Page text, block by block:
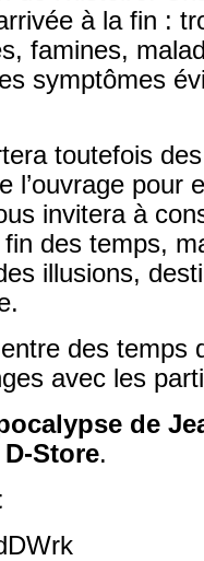
à la fin :
famines,
symptômes
toutefois
l’ouvrage pour
invitera à
des temps,
illusions,
des temps
avec les
de
Store.